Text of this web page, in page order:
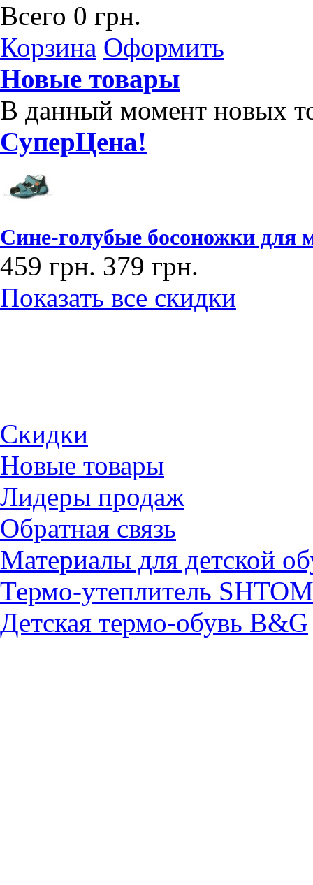
Всего 0 грн.
Корзина Оформить
Новые товары
В данный момент новых
СуперЦена!
Сине-голубые босоножки для
459 грн. 379 грн.
Показать все скидки
Скидки
Новые товары
Лидеры продаж
Обратная связь
Материалы для детской
Термо-утеплитель SHTOM
Детская термо-обувь B&G